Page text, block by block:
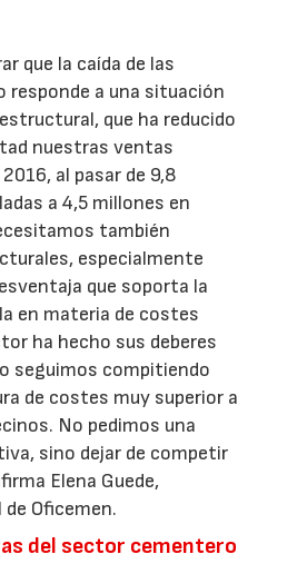
que la caída de las
responde a una situación
que ha reducido
nuestras ventas
al pasar de 9,8
a 4,5 millones en
también
especialmente
que soporta la
en materia de costes
ha hecho sus deberes
seguimos compitiendo
de costes muy superior a
No pedimos una
sino dejar de competir
Elena Guede,
Oficemen.
del sector cementero